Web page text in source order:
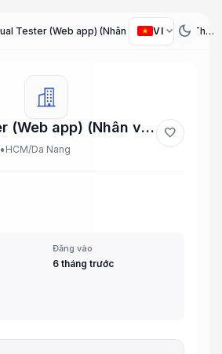
Manual Tester (Web app) (Nhân viên Kiểm thử Thủ công (Ứng dụng Web))
VI expand_more dark_mode
Manual Tester (Web app) (Nhân viên Kiểm thử Thủ công (Ứng dụng Web))
• HCM/Da Nang
favorite
Đăng vào
6 tháng trước